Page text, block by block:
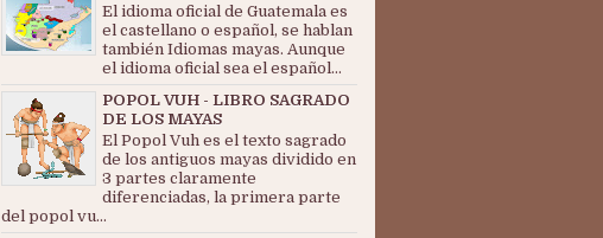
El idioma oficial de Guatemala es
el castellano o español, se hablan
también Idiomas mayas. Aunque
el idioma oficial sea el español...
POPOL VUH - LIBRO SAGRADO
DE LOS MAYAS
El Popol Vuh es el texto sagrado
de los antiguos mayas dividido en
3 partes claramente
diferenciadas, la primera parte
del popol vu...